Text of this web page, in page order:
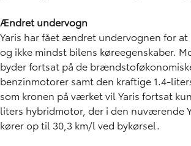
Ændret undervogn
Yaris har fået ændret undervognen for
og ikke mindst bilens køreegenskaber.
byder fortsat på de
benzinmotorer samt den kraftige 1.4-
som kronen på værket vil Yaris fortsat
liters hybridmotor, der i den nuværende
kører op til 30,3 km/l ved bykørsel.